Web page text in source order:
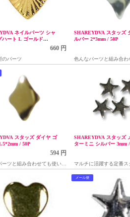
ネイルパーツ シャ
ハート L ゴールド
660 円
のパーツ
SHAREYDVA スタッズ
ルバー 2*3mm / 50P
色んなパーツと組み合わ
すいダイヤ型スタッズ
スタッズ ダイヤ ゴ
/ 50P
594 円
ーツと組み合わせても使いや
ヤ型スタッズ
SHAREYDVA スタッズ
ターミニ シルバー 3mm
マルチに活躍する定番ス
スタッズ、3mm×30個入
メール便